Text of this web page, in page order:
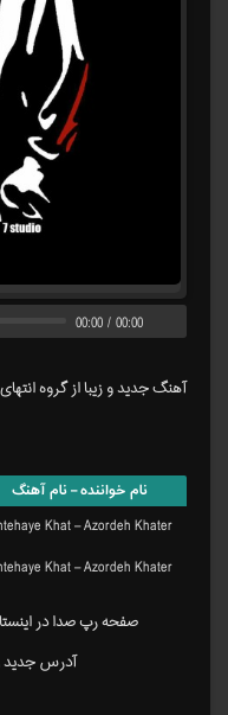
00:00/00:00
آهنگ جدید و زیبا از گروه
نام خواننده – نام آهنگ
Khat – Azordeh Khater
Khat – Azordeh Khater
صفحه رپ صدا در
آدرس